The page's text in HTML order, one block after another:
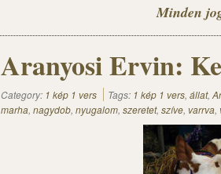
Minden
Aranyosi Ervin:
Category: 1 kép 1 vers Tags: 1 kép 1 vers, állat,
marha, nagydob, nyugalom, szeretet, szíve, varrva,